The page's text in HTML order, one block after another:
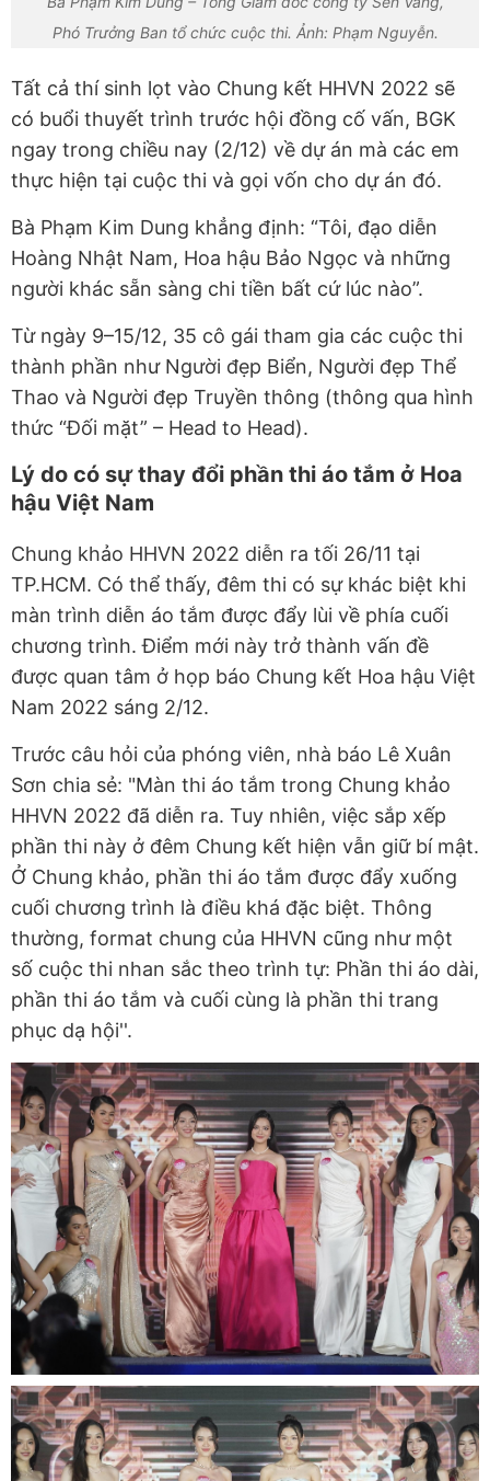
Phó Trưởng Ban tổ chức cuộc thi. Ảnh: Phạm Nguyễn.
Tất cả thí sinh lọt vào Chung kết HHVN 2022 sẽ
có buổi thuyết trình trước hội đồng cố vấn, BGK
ngay trong chiều nay (2/12) về dự án mà các em
thực hiện tại cuộc thi và gọi vốn cho dự án đó.
Bà Phạm Kim Dung khẳng định: “Tôi, đạo diễn
Hoàng Nhật Nam, Hoa hậu Bảo Ngọc và những
người khác sẵn sàng chi tiền bất cứ lúc nào”.
Từ ngày 9–15/12, 35 cô gái tham gia các cuộc thi
thành phần như Người đẹp Biển, Người đẹp Thể
Thao và Người đẹp Truyền thông (thông qua hình
thức “Đối mặt” – Head to Head).
Lý do có sự thay đổi phần thi áo tắm ở Hoa
hậu Việt Nam
Chung khảo HHVN 2022 diễn ra tối 26/11 tại
TP.HCM. Có thể thấy, đêm thi có sự khác biệt khi
màn trình diễn áo tắm được đẩy lùi về phía cuối
chương trình. Điểm mới này trở thành vấn đề
được quan tâm ở họp báo Chung kết Hoa hậu Việt
Nam 2022 sáng 2/12.
Trước câu hỏi của phóng viên, nhà báo Lê Xuân
Sơn chia sẻ: "Màn thi áo tắm trong Chung khảo
HHVN 2022 đã diễn ra. Tuy nhiên, việc sắp xếp
phần thi này ở đêm Chung kết hiện vẫn giữ bí mật.
Ở Chung khảo, phần thi áo tắm được đẩy xuống
cuối chương trình là điều khá đặc biệt. Thông
thường, format chung của HHVN cũng như một
số cuộc thi nhan sắc theo trình tự: Phần thi áo dài,
phần thi áo tắm và cuối cùng là phần thi trang
phục dạ hội''.